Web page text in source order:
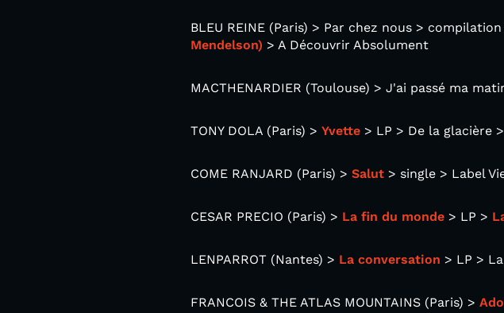
BLEU REINE (Paris) > Par chez nous > compilation
Mendelson) > A Découvrir Absolument
MACTHENARDIER (Toulouse) > J'ai passé ma
TONY DOLA (Paris) > Yvette > LP > De la glacière
COME RANJARD (Paris) > Salut > single > Label
CESAR PRECIO (Paris) > La fin du monde > LP >
LENPARROT (Nantes) > La conversation > LP >
FRANCOIS & THE ATLAS MOUNTAINS (Paris) >